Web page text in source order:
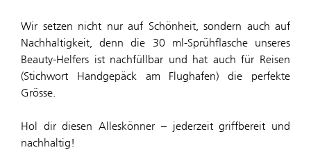
Wir setzen nicht nur auf Schönheit, sondern auch auf
Nachhaltigkeit, denn die 30 ml-Sprühflasche unseres
Beauty-Helfers ist nachfüllbar und hat auch für Reisen
(Stichwort Handgepäck am Flughafen) die perfekte
Grösse.
Hol dir diesen Alleskönner – jederzeit griffbereit und
nachhaltig!